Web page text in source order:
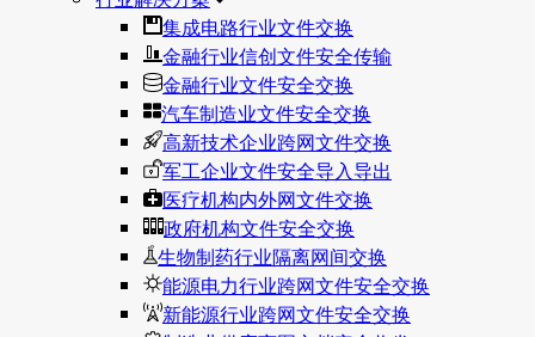
集成电路行业文件交换
金融行业信创文件安全传输
金融行业文件安全交换
汽车制造业文件安全交换
高新技术企业跨网文件交换
军工企业文件安全导入导出
医疗机构内外网文件交换
政府机构文件安全交换
生物制药行业隔离网间交换
能源电力行业跨网文件安全交换
新能源行业跨网文件安全交换